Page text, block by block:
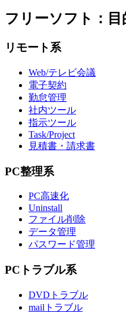
フリーソフト：目
リモート系
Web/テレビ会議
電子契約
勤怠管理
社内ツール
指示ツール
Task/Project
見積書・請求書
PC整理系
PC高速化
Uninstall
ファイル削除
データ管理
パスワード管理
PCトラブル系
DVDトラブル
mailトラブル